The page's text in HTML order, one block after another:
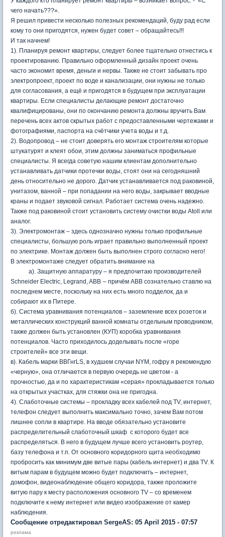
чего начать???».
Я решил привести несколько полезных рекомендаций, буду рад если
кому то они пригодятся, нужен будет совет – обращайтесь!!!
И так начнем!
1). Планируя ремонт квартиры, следует более тщательно отнестись к
проектированию. Правильно оформленный дизайн проект очень
часто экономит время, деньги и нервы. Также не стоит забывать про
электропроект, проект по воде и канализации, они нужны не только
для согласования, а ещё и пригодятся в будущем при эксплуатации
квартиры. Если специалисты делающие ремонт достаточно
квалифицированы, они по окончанию ремонта должны вручить Вам
перечень всех актов скрытых работ с предоставленными чертежами и
фотографиями, паспорта на счётчики учета воды и т.д.
2). Водопровод – не стоит доверять его монтаж строителям которые
штукатурят и клеят обои, этим должны заниматься профильные
специалисты. Я всегда советую нашим клиентам дополнительно
устанавливать датчики протечки воды, стоят они на сегодняшний
день относительно не дорого. Датчик устанавливается под раковиной,
унитазом, ванной – при попадании на него воды, закрывает вводные
краны и подает звуковой сигнал. Работает система очень надежно.
Также под раковиной стоит установить систему очистки воды Atoll или
аналог.
3). Электромонтаж – здесь однозначно нужны только профильные
специалисты, большую роль играет правильно выполненный проект
по электрике. Монтаж должен быть выполнен строго согласно него!
В электромонтаже следует обратить внимание на
а). Защитную аппаратуру – я предпочитаю производителей
Schneider Electric, Legrand, ABB – причём ABB сознательно ставлю на
последнем месте, поскольку на них есть много подделок, да и
собирают их в Питере.
б). Система уравнивания потенциалов – заземление всех розеток и
металлических конструкций ванной комнаты отдельным проводником,
также должен быть установлен (КУП) коробка уравнивания
потенциалов. Часто приходилось доделывать после «горе
строителей» все эти вещи.
в). Кабель марки ВВГнгLS , в худшем случаи NYM , гофру я рекомендую
«черную», она отличается в первую очередь не цветом - а
прочностью, да и по характеристикам «серая» прокладывается только
на открытых участках, для стяжки она не пригодна.
4). Слаботочные системы – прокладку всех кабелей под TV, интернет,
телефон следует выполнить максимально точно, зачем Вам потом
лишнее сопли в квартире. На вводе обязательно установите
распределительный слаботочный шкаф с которого будет все
распределяться. В него в будущем лучше всего установить роутер,
базу телефона и т.п. От основного коридорного щита необходимо
пробросить как минимум две витые пары (кабель интернет) и два TV. К
витым парам в будущем можно будет подключить – интернет,
домофон, видеонаблюдение общего коридора, также проложите
витую пару к месту расположения основного TV – со временем
подключите к нему интернет или видео изображение от камер
наблюдения.
Сообщение отредактировал SergeAS: 05 April 2015 - 07:57
реклама